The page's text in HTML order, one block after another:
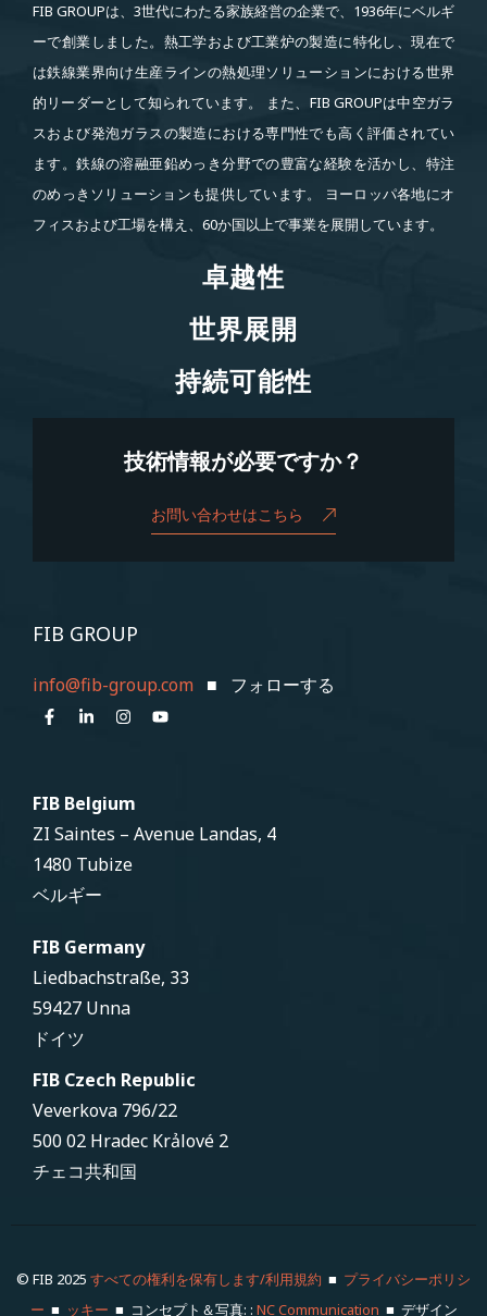
FIB GROUPは、3世代にわたる家族経営の企業で、1936年にベルギ
ーで創業しました。熱工学および工業炉の製造に特化し、現在で
は鉄線業界向け生産ラインの熱処理ソリューションにおける世界
的リーダーとして知られています。 また、FIB GROUPは中空ガラ
スおよび発泡ガラスの製造における専門性でも高く評価されてい
ます。鉄線の溶融亜鉛めっき分野での豊富な経験を活かし、特注
のめっきソリューションも提供しています。 ヨーロッパ各地にオ
フィスおよび工場を構え、60か国以上で事業を展開しています。
卓越性
卓越性
世界展開
世界展開
持続可能性
持続可能性
技術情報が必要ですか？
お問い合わせはこちら
FIB GROUP
info@fib-group.com ■ フォローする
FIB Belgium
ZI Saintes – Avenue Landas, 4
1480 Tubize
ベルギー
FIB Germany
Liedbachstraße, 33
59427 Unna
ドイツ
FIB Czech Republic
Veverkova 796/22
500 02 Hradec Krảlové 2
チェコ共和国
© FIB 2025 すべての権利を保有します/利用規約 ■ プライバシーポリシ
ー ■ ッキー ■ コンセプト＆写真: : NC Communication ■ デザイン